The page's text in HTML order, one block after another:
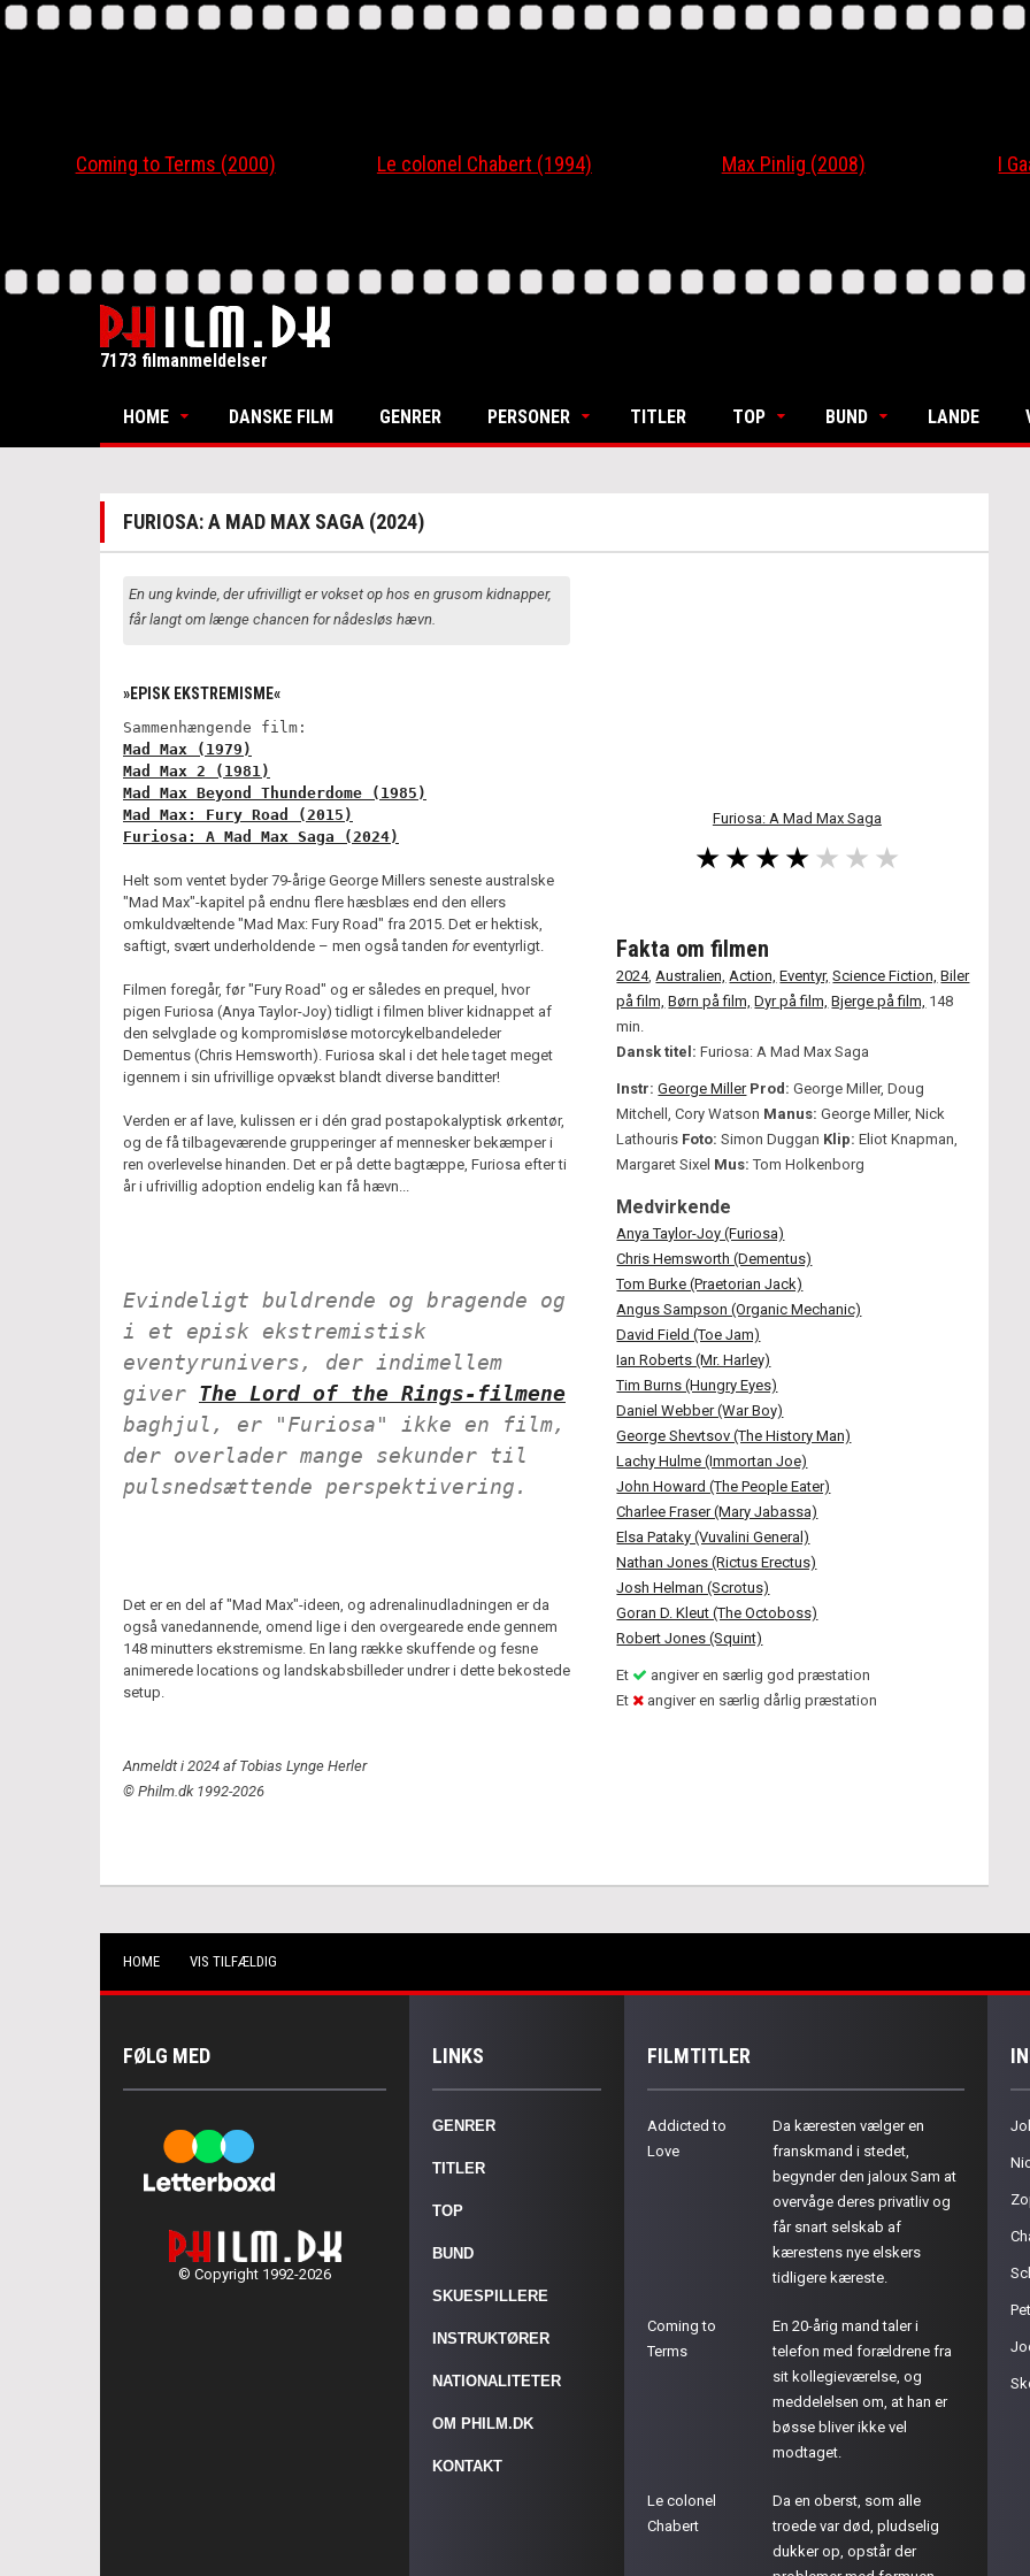
Coming to Terms (2000) Le colonel Chabert (1994) Max Pinlig (2008) I
7173 filmanmeldelser
HOME DANSKE FILM GENRER PERSONER TITLER TOP BUND LANDE
FURIOSA: A MAD MAX SAGA (2024)
Furiosa: A Mad Max Saga
En ung kvinde, der ufrivilligt er vokset op hos en grusom kidnapper,
får langt om længe chancen for nådesløs hævn.
»EPISK EKSTREMISME«
Sammenhængende film:
Mad Max (1979)
Mad Max 2 (1981)
Mad Max Beyond Thunderdome (1985)
Mad Max: Fury Road (2015)
Furiosa: A Mad Max Saga (2024)
Helt som ventet byder 79-årige George Millers seneste australske
"Mad Max"-kapitel på endnu flere hæsblæs end den ellers
omkuldvæltende "Mad Max: Fury Road" fra 2015. Det er hektisk,
saftigt, svært underholdende – men også tanden foreventyrligt.
Filmen foregår, før "Fury Road" og er således en prequel, hvor
pigen Furiosa (Anya Taylor-Joy) tidligt i filmen bliver kidnappet af
den selvglade og kompromisløse motorcykelbandeleder
Dementus (Chris Hemsworth). Furiosa skal i det hele taget meget
igennem i sin ufrivillige opvækst blandt diverse banditter!
Verden er af lave, kulissen er i dén grad postapokalyptisk ørkentør,
og de få tilbageværende grupperinger af mennesker bekæmper i
ren overlevelse hinanden. Det er på dette bagtæppe, Furiosa efter ti
år i ufrivillig adoption endelig kan få hævn...
Evindeligt buldrende og bragende og
i et episk ekstremistisk
eventyrunivers, der indimellem
giver The Lord of the Rings-filmene
baghjul, er "Furiosa" ikke en film,
der overlader mange sekunder til
pulsnedsættende perspektivering.
Det er en del af "Mad Max"-ideen, og adrenalinudladningen er da
også vanedannende, omend lige i den overgearede ende gennem
148 minutters ekstremisme. En lang række skuffende og fesne
animerede locations og landskabsbilleder undrer i dette bekostede
setup.
Anmeldt i 2024 af Tobias Lynge Herler
© Philm.dk 1992-2026
Fakta om filmen
2024,Australien, Action, Eventyr, Science Fiction, Biler
på film, Børn på film, Dyr på film, Bjerge på film, 148
min.
Dansk titel:Furiosa: A Mad Max Saga
Instr: George Miller Prod: George Miller, Doug
Mitchell, Cory Watson Manus: George Miller, Nick
Lathouris Foto: Simon Duggan Klip: Eliot Knapman,
Margaret Sixel Mus: Tom Holkenborg
Medvirkende
Anya Taylor-Joy (Furiosa)
Chris Hemsworth (Dementus)
Tom Burke (Praetorian Jack)
Angus Sampson (Organic Mechanic)
David Field (Toe Jam)
Ian Roberts (Mr. Harley)
Tim Burns (Hungry Eyes)
Daniel Webber (War Boy)
George Shevtsov (The History Man)
Lachy Hulme (Immortan Joe)
John Howard (The People Eater)
Charlee Fraser (Mary Jabassa)
Elsa Pataky (Vuvalini General)
Nathan Jones (Rictus Erectus)
Josh Helman (Scrotus)
Goran D. Kleut (The Octoboss)
Robert Jones (Squint)
Et
angiver en særlig god præstation
Et
angiver en særlig dårlig præstation
HOME VIS TILFÆLDIG
FØLG MED
© Copyright 1992-2026
LINKS
GENRER
TITLER
TOP
BUND
SKUESPILLERE
INSTRUKTØRER
NATIONALITETER
OM PHILM.DK
KONTAKT
FILMTITLER
Addicted to
Love
Da kæresten vælger en
franskmand i stedet,
begynder den jaloux Sam at
overvåge deres privatliv og
får snart selskab af
kærestens nye elskers
tidligere kæreste.
Coming to
Terms
En 20-årig mand taler i
telefon med forældrene fra
sit kollegieværelse, og
meddelelsen om, at han er
bøsse bliver ikke vel
modtaget.
Le colonel
Chabert
Da en oberst, som alle
troede var død, pludselig
dukker op, opstår der